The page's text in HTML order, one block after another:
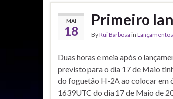
MAI
18
Primeiro
ByRui Barbosa in Lançamentos
Duas horas e meia após o
previsto para o dia 17 de Maio
do foguetão H-2A ao colocar em
1639UTC do dia 17 de Maio de